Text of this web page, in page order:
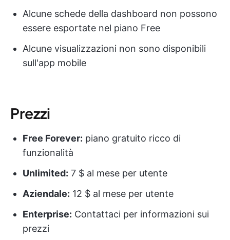
Alcune schede della dashboard non possono
essere esportate nel piano Free
Alcune visualizzazioni non sono disponibili
sull'app mobile
Prezzi
Free Forever: piano gratuito ricco di
funzionalità
Unlimited: 7 $ al mese per utente
Aziendale: 12 $ al mese per utente
Enterprise: Contattaci per informazioni sui
prezzi